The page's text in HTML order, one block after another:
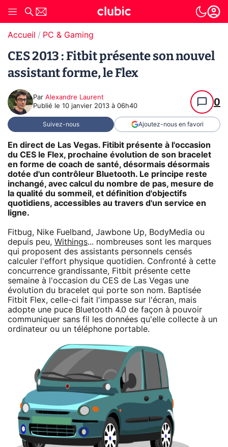
Accueil PC & Gaming
CES 2013 : Fitbit présente son nouvel
assistant forme, le Flex
Par Alexandre Laurent
Publié le 10 janvier 2013 à 06h40 0
Suivez-nous Ajoutez-nous en favori
En direct de Las Vegas. Fitibit présente à l'occasion
du CES le Flex, prochaine évolution de son bracelet
en forme de coach de santé, désormais désormais
dotée d'un contrôleur Bluetooth. Le principe reste
inchangé, avec calcul du nombre de pas, mesure de
la qualité du sommeil, et définition d'objectifs
quotidiens, accessibles au travers d'un service en
ligne.
Fitbug, Nike Fuelband, Jawbone Up, BodyMedia ou
depuis peu, Withings... nombreuses sont les marques
qui proposent des assistants personnels censés
calculer l'effort physique quotidien. Confronté à cette
concurrence grandissante, Fitbit présente cette
semaine à l'occasion du CES de Las Vegas une
évolution du bracelet qui porte son nom. Baptisée
Fitbit Flex, celle-ci fait l'impasse sur l'écran, mais
adopte une puce Bluetooth 4.0 de façon à pouvoir
communiquer sans fil les données qu'elle collecte à un
ordinateur ou un téléphone portable.